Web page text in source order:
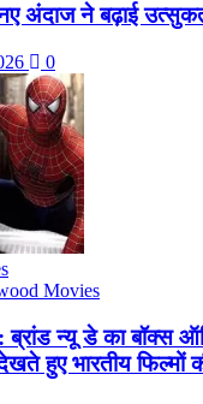
अंदाज ने बढ़ाई
0
Movies
ब्रांड न्यू डे का बॉक्स
हुए भारतीय फिल्मों